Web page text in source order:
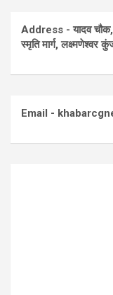
Address - यादव चौक,
स्मृति मार्ग, लक्ष्मणेश्वर
Email -